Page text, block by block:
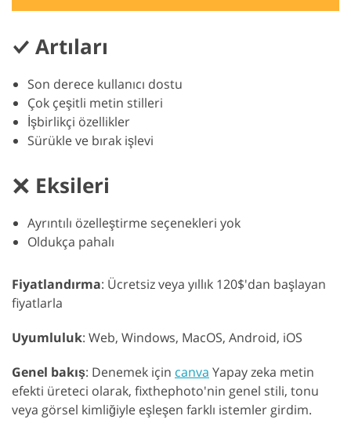
Artıları
Son derece kullanıcı dostu
Çok çeşitli metin stilleri
İşbirlikçi özellikler
Sürükle ve bırak işlevi
Eksileri
Ayrıntılı özelleştirme seçenekleri yok
Oldukça pahalı
Fiyatlandırma: Ücretsiz veya yıllık 120$'dan başlayan
fiyatlarla
Uyumluluk: Web, Windows, MacOS, Android, iOS
Genel bakış: Denemek için canva Yapay zeka metin
efekti üreteci olarak, fixthephoto'nin genel stili, tonu
veya görsel kimliğiyle eşleşen farklı istemler girdim.